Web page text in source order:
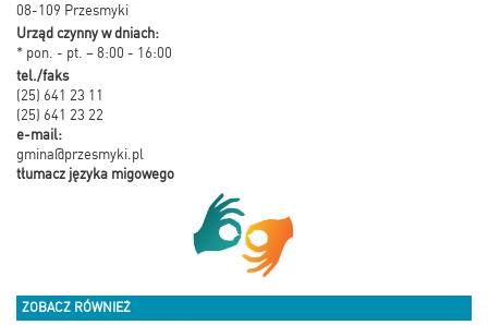
08-109 Przesmyki
Urząd czynny w dniach:
* pon. - pt. – 8:00 - 16:00
tel./faks
(25) 641 23 11
(25) 641 23 22
e-mail:
gmina@przesmyki.pl
tłumacz języka migowego
ZOBACZ RÓWNIEŻ